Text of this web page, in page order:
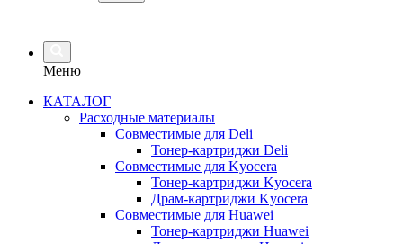
Меню
КАТАЛОГ
Расходные материалы
Совместимые для Deli
Тонер-картриджи Deli
Совместимые для Kyocera
Тонер-картриджи Kyocera
Драм-картриджи Kyocera
Совместимые для Huawei
Тонер-картриджи Huawei